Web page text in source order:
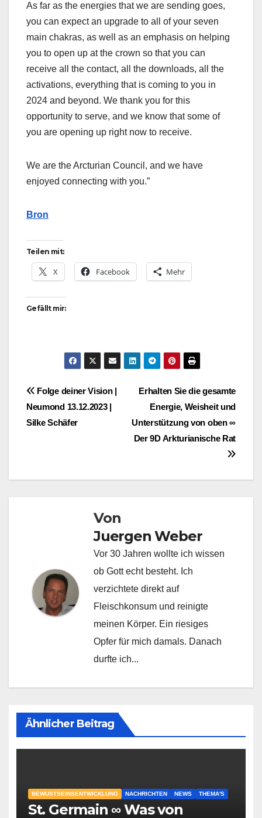
As far as the energies that we are sending goes,
you can expect an upgrade to all of your seven
main chakras, as well as an emphasis on helping
you to open up at the crown so that you can
receive all the contact, all the downloads, all the
activations, everything that is coming to you in
2024 and beyond. We thank you for this
opportunity to serve, and we know that some of
you are opening up right now to receive.
We are the Arcturian Council, and we have
enjoyed connecting with you.”
Bron
Teilen mit:
X Facebook Mehr
Gefällt mir:
Beitragsnavigation
Erhalten Sie die gesamte
Energie, Weisheit und
Unterstützung von oben ∞
Der 9D Arkturianische Rat
Folge deiner Vision |
Neumond 13.12.2023 |
Silke Schäfer
Von
Juergen Weber
Vor 30 Jahren wollte ich wissen
ob Gott echt besteht. Ich
verzichtete direkt auf
Fleischkonsum und reinigte
meinen Körper. Ein riesiges
Opfer für mich damals. Danach
durfte ich...
Ähnlicher Beitrag
BEWUSTSEINSENTWICKLUNG NACHRICHTEN NEWS THEMA'S
St. Germain ∞ Was von